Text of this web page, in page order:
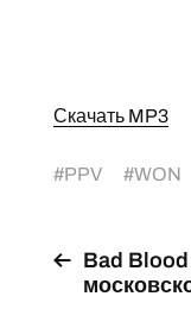
Скачать MP3
#PPV #WON
Bad